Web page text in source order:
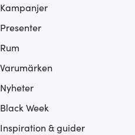
Kampanjer
Presenter
Rum
Varumärken
Nyheter
Black Week
Inspiration & guider